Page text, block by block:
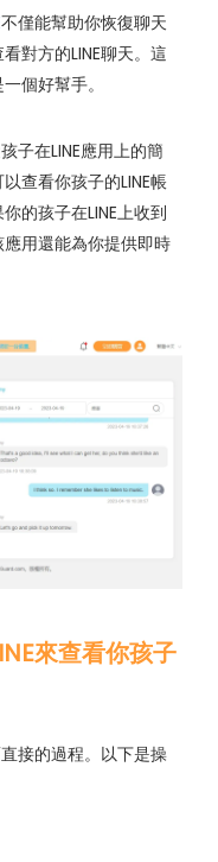
不僅能幫助你恢復聊天
對方的LINE聊天。這
個好幫手。
子在LINE應用上的簡
查看你孩子的LINE帳
的孩子在LINE上收到
用還能為你提供即時
來查看你孩子
接的過程。以下是操